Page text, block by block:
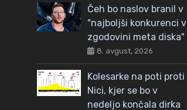
Čeh bo naslov branil v
"najboljši konkurenci v
zgodovini meta diska"
8. avgust, 2026
Kolesarke na poti proti
Nici, kjer se bo v
nedeljo končala dirka